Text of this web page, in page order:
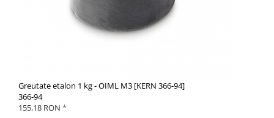
Adaptoare electrice
Cantare suspendate
Carcase si genti
Greutate etalon 1 kg - OIML M3 [KERN 366-94]
366-94
155,18 RON *